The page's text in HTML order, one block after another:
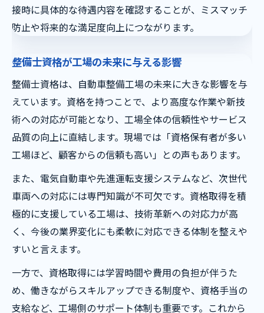
接時に具体的な待遇内容を確認することが、ミスマッチ
防止や将来的な満足度向上につながります。
整備士資格が工場の未来に与える影響
整備士資格は、自動車整備工場の未来に大きな影響を与
えています。資格を持つことで、より高度な作業や新技
術への対応が可能となり、工場全体の信頼性やサービス
品質の向上に直結します。現場では「資格保有者が多い
工場ほど、顧客からの信頼も高い」との声もあります。
また、電気自動車や先進運転支援システムなど、次世代
車両への対応には専門知識が不可欠です。資格取得を積
極的に支援している工場は、技術革新への対応力が高
く、今後の業界変化にも柔軟に対応できる体制を整えや
すいと言えます。
一方で、資格取得には学習時間や費用の負担が伴うた
め、働きながらスキルアップできる制度や、資格手当の
支給など、工場側のサポート体制も重要です。これから